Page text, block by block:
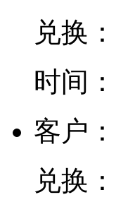
兑换：
时间：
客户：
兑换：